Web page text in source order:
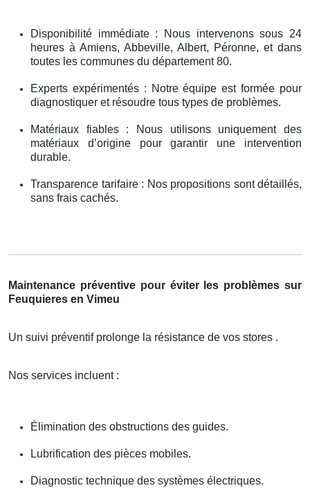
Disponibilité immédiate : Nous intervenons sous 24
heures à Amiens, Abbeville, Albert, Péronne, et dans
toutes les communes du département 80.
Experts expérimentés : Notre équipe est formée pour
diagnostiquer et résoudre tous types de problèmes.
Matériaux fiables : Nous utilisons uniquement des
matériaux d’origine pour garantir une intervention
durable.
Transparence tarifaire : Nos propositions sont détaillés,
sans frais cachés.
Maintenance préventive pour éviter les problèmes sur
Feuquieres en Vimeu
Un suivi préventif prolonge la résistance de vos stores .
Nos services incluent :
Élimination des obstructions des guides.
Lubrification des pièces mobiles.
Diagnostic technique des systèmes électriques.